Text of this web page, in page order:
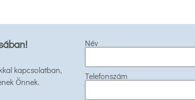
kapcsolatban,
Önnek.
Név
Telefonszám